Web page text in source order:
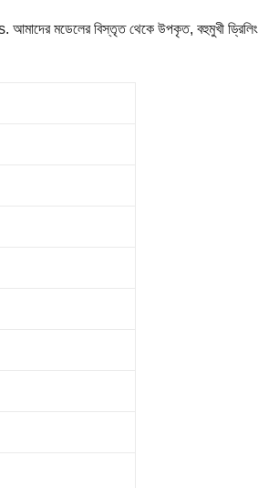
rigs. আমাদের মডেলের বিস্তৃত থেকে উপকৃত, বহুমুখী